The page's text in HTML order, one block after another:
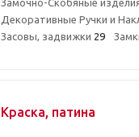
Замочно-Скобяные
Декоративные Ручки и
Засовы, задвижки 29
Краска, патина